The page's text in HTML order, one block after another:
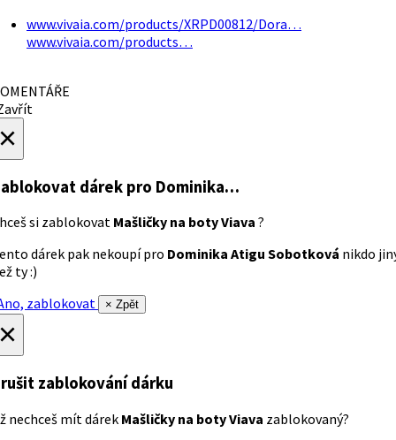
www.vivaia.com/products/XRPD00812/Dora…
www.vivaia.com/products…
dárek pro Dominika…
si zablokovat Mašličky na boty Viava ?
dárek pak nekoupí pro Dominika Atigu Sobotková nikdo
ty :)
zablokovat
× Zpět
zablokování dárku
nechceš mít dárek Mašličky na boty Viava zablokovaný?